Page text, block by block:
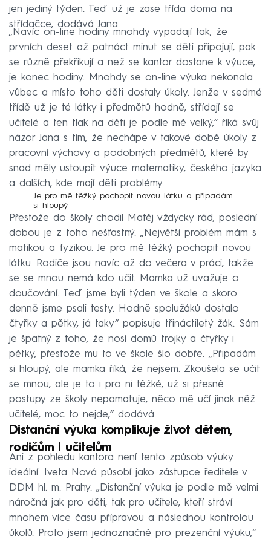
jen jediný týden. Teď už je zase třída doma na
střídačce, dodává Jana.
„Navíc on-line hodiny mnohdy vypadají tak, že
prvních deset až patnáct minut se děti připojují, pak
se různě překřikují a než se kantor dostane k výuce,
je konec hodiny. Mnohdy se on-line výuka nekonala
vůbec a místo toho děti dostaly úkoly. Jenže v sedmé
třídě už je té látky i předmětů hodně, střídají se
učitelé a ten tlak na děti je podle mě velký,“ říká svůj
názor Jana s tím, že nechápe v takové době úkoly z
pracovní výchovy a podobných předmětů, které by
snad měly ustoupit výuce matematiky, českého jazyka
a dalších, kde mají děti problémy.
Je pro mě těžký pochopit novou látku a připadám
si hloupý
Přestože do školy chodil Matěj vždycky rád, poslední
dobou je z toho nešťastný. „Největší problém mám s
matikou a fyzikou. Je pro mě těžký pochopit novou
látku. Rodiče jsou navíc až do večera v práci, takže
se se mnou nemá kdo učit. Mamka už uvažuje o
doučování. Teď jsme byli týden ve škole a skoro
denně jsme psali testy. Hodně spolužáků dostalo
čtyřky a pětky, já taky“ popisuje třináctiletý žák. Sám
je špatný z toho, že nosí domů trojky a čtyřky i
pětky, přestože mu to ve škole šlo dobře. „Připadám
si hloupý, ale mamka říká, že nejsem. Zkoušela se učit
se mnou, ale je to i pro ni těžké, už si přesně
postupy ze školy nepamatuje, něco mě učí jinak něž
učitelé, moc to nejde,“ dodává.
Distanční výuka komplikuje život dětem,
rodičům i učitelům
Ani z pohledu kantora není tento způsob výuky
ideální. Iveta Nová působí jako zástupce ředitele v
DDM hl. m. Prahy. „Distanční výuka je podle mě velmi
náročná jak pro děti, tak pro učitele, kteří stráví
mnohem více času přípravou a následnou kontrolou
úkolů. Proto jsem jednoznačně pro prezenční výuku,“